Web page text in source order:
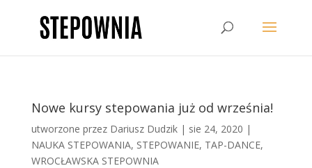
Nowe kursy stepowania już od września!
utworzone przez Dariusz Dudzik| sie 24, 2020 |
NAUKA STEPOWANIA, STEPOWANIE, TAP-DANCE,
WROCŁAWSKA STEPOWNIA